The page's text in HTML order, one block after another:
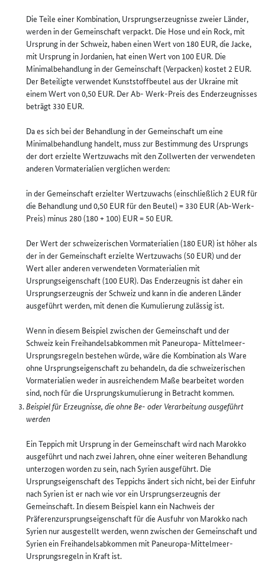
Die Teile einer Kombination, Ursprungserzeugnisse zweier Länder,
werden in der Gemeinschaft verpackt. Die Hose und ein Rock, mit
Ursprung in der Schweiz, haben einen Wert von 180 EUR, die Jacke,
mit Ursprung in Jordanien, hat einen Wert von 100 EUR. Die
Minimalbehandlung in der Gemeinschaft (Verpacken) kostet 2 EUR.
Der Beteiligte verwendet Kunststoffbeutel aus der Ukraine mit
einem Wert von 0,50 EUR. Der Ab- Werk-Preis des Enderzeugnisses
beträgt 330 EUR.
Da es sich bei der Behandlung in der Gemeinschaft um eine
Minimalbehandlung handelt, muss zur Bestimmung des Ursprungs
der dort erzielte Wertzuwachs mit den Zollwerten der verwendeten
anderen Vormaterialien verglichen werden:
in der Gemeinschaft erzielter Wertzuwachs (einschließlich 2 EUR für
die Behandlung und 0,50 EUR für den Beutel) = 330 EUR (Ab-Werk-
Preis) minus 280 (180 + 100) EUR = 50 EUR.
Der Wert der schweizerischen Vormaterialien (180 EUR) ist höher als
der in der Gemeinschaft erzielte Wertzuwachs (50 EUR) und der
Wert aller anderen verwendeten Vormaterialien mit
Ursprungseigenschaft (100 EUR). Das Enderzeugnis ist daher ein
Ursprungserzeugnis der Schweiz und kann in die anderen Länder
ausgeführt werden, mit denen die Kumulierung zulässig ist.
Wenn in diesem Beispiel zwischen der Gemeinschaft und der
Schweiz kein Freihandelsabkommen mit Paneuropa- Mittelmeer-
Ursprungsregeln bestehen würde, wäre die Kombination als Ware
ohne Ursprungseigenschaft zu behandeln, da die schweizerischen
Vormaterialien weder in ausreichendem Maße bearbeitet worden
sind, noch für die Ursprungskumulierung in Betracht kommen.
Beispiel für Erzeugnisse, die ohne Be- oder Verarbeitung ausgeführt
werden
Ein Teppich mit Ursprung in der Gemeinschaft wird nach Marokko
ausgeführt und nach zwei Jahren, ohne einer weiteren Behandlung
unterzogen worden zu sein, nach Syrien ausgeführt. Die
Ursprungseigenschaft des Teppichs ändert sich nicht, bei der Einfuhr
nach Syrien ist er nach wie vor ein Ursprungserzeugnis der
Gemeinschaft. In diesem Beispiel kann ein Nachweis der
Präferenzursprungseigenschaft für die Ausfuhr von Marokko nach
Syrien nur ausgestellt werden, wenn zwischen der Gemeinschaft und
Syrien ein Freihandelsabkommen mit Paneuropa-Mittelmeer-
Ursprungsregeln in Kraft ist.